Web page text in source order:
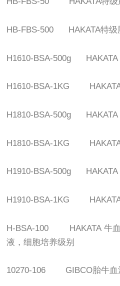
HB-FBS-500 HAKATA特级
H1610-BSA-500g HAKATA
H1610-BSA-1KG
H1810-BSA-500g HAKATA
H1810-BSA-1KG
H1910-BSA-500g HAKATA
H1910-BSA-1KG
H-BSA-100 HAKATA 牛
液，细胞培养级别
10270-106 GIBCO胎牛血